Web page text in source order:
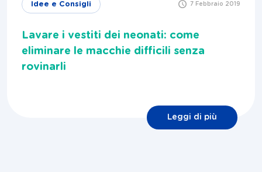
Idee e Consigli 7 Febbraio 2019
Lavare i vestiti dei neonati: come
eliminare le macchie difficili senza
rovinarli
Leggi di più